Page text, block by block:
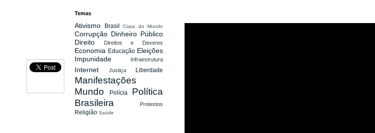
Temas
Ativismo Brasil Copa do Mundo
Corrupção Dinheiro Público
Direito
Direitos e Deveres
Economia Educação Eleições
Impunidade
Infraestrutura
Internet Justiça Liberdade
Manifestações
Mundo
Polícia Política
Brasileira
Protestos
Religião Saúde